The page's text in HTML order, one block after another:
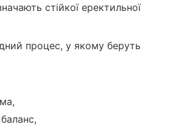
стійкої еректильної
процес, у якому беруть